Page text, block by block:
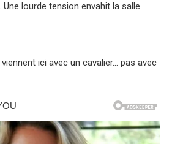
lourde tension envahit la salle.
ici avec un cavalier… pas avec